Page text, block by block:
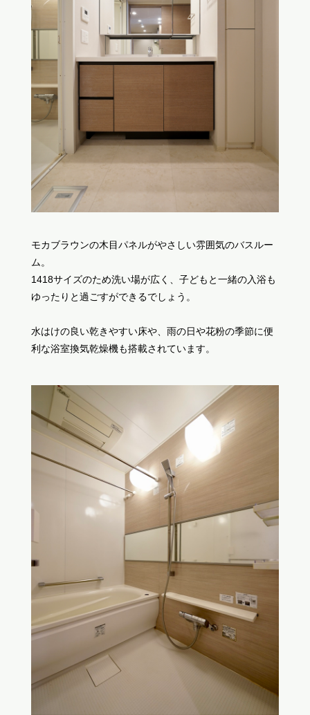
モカブラウンの木目パネルがやさしい雰囲気のバスルー
ム。
1418サイズのため洗い場が広く、子どもと一緒の入浴も
ゆったりと過ごすができるでしょう。
水はけの良い乾きやすい床や、雨の日や花粉の季節に便
利な浴室換気乾燥機も搭載されています。